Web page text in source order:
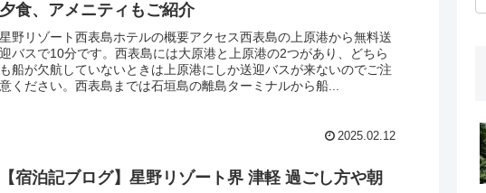
夕食、アメニティもご紹介
星野リゾート西表島ホテルの概要アクセス西表島の上原港から無料送
迎バスで10分です。西表島には大原港と上原港の2つがあり、どちら
も船が欠航していないときは上原港にしか送迎バスが来ないのでご注
意ください。西表島までは石垣島の離島ターミナルから船...
2025.02.12
【宿泊記ブログ】星野リゾート界 津軽 過ごし方や朝